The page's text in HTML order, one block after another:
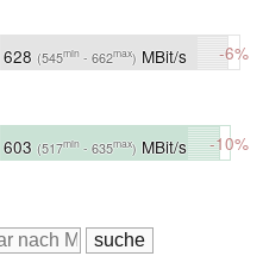
628 (545min - 662max) MBit/s -6%
603 (517min - 635max) MBit/s -10%